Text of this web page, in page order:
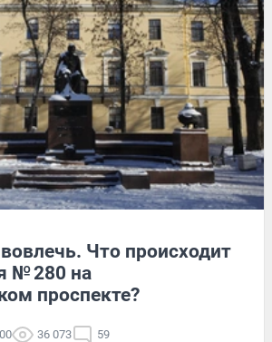
Что происходит
№ 280 на
проспекте?
36 073 59